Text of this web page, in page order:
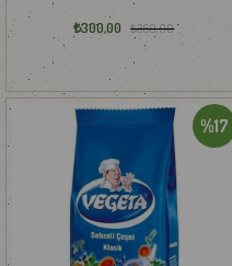
₺300,00 ₺360,00
%17